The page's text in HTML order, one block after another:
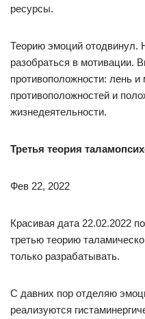
ресурсы.
Теорию эмоций отодвинул.
разобраться в мотивации.
противоположности: лень
противоположностей и
жизнедеятельности.
Третья теория
Фев 22, 2022
Красивая дата 22.02.2022
третью теорию
только разрабатывать.
С давних пор отделяю
реализуются